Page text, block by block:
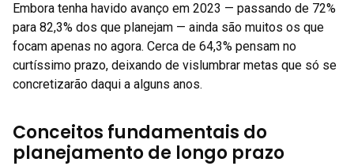
Embora tenha havido avanço em 2023 — passando de 72%
para 82,3% dos que planejam — ainda são muitos os que
focam apenas no agora. Cerca de 64,3% pensam no
curtíssimo prazo, deixando de vislumbrar metas que só se
concretizarão daqui a alguns anos.
Conceitos fundamentais do
planejamento de longo prazo